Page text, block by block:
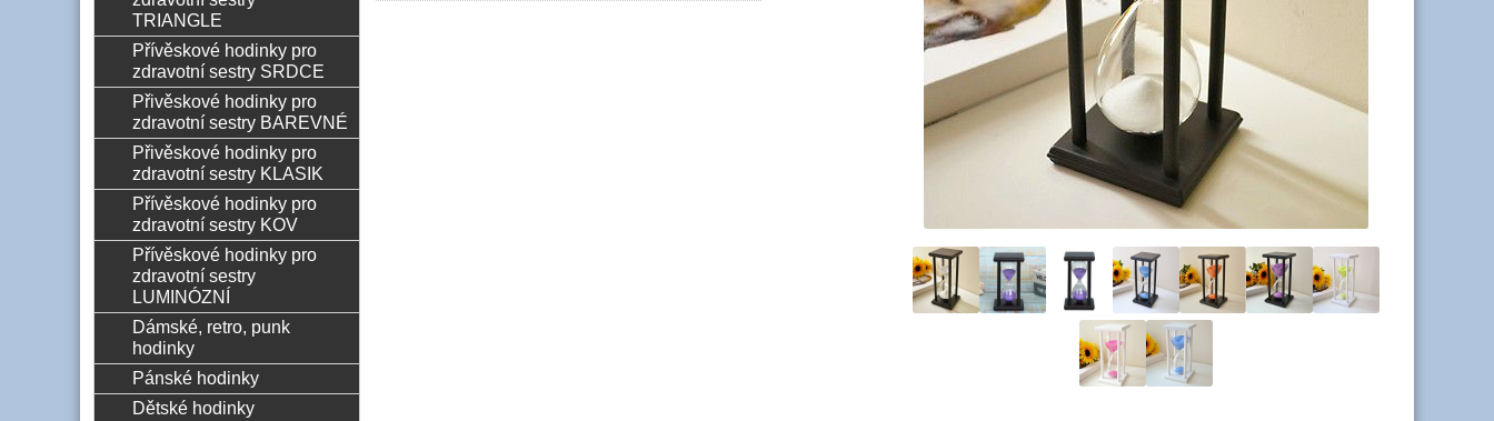
TRIANGLE
Přívěskové hodinky pro
zdravotní sestry SRDCE
Přivěskové hodinky pro
zdravotní sestry BAREVNÉ
Přivěskové hodinky pro
zdravotní sestry KLASIK
Přívěskové hodinky pro
zdravotní sestry KOV
Přívěskové hodinky pro
zdravotní sestry
LUMINÓZNÍ
Dámské, retro, punk
hodinky
Pánské hodinky
Dětské hodinky